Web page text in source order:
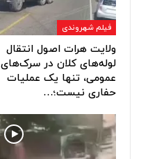
فیلم شهروندی
ولایت هرات اصول انتقال
لوله‌های کلان در سرک‌های
عمومی، تنها یک عملیات
حفاری نیست؛…